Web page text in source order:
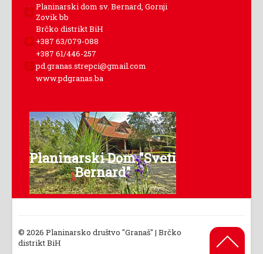
Planinarski dom sv. Bernard, Gornji
Zovik bb
Brčko distrikt BiH
+387 63/079-088
+387 61/446-257
pd.granas.strepci@gmail.com
www.pdgranas.ba
Planinarski Dom "Sveti
Bernard"
Back to
Top
© 2026 Planinarsko društvo "Granaš" | Brčko
distrikt BiH